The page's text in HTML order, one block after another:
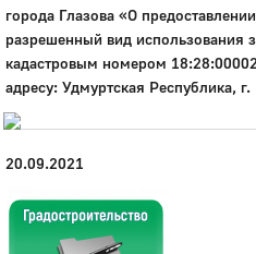
Глазов
Официальный портал
муниципального
образования
Настоящее
Стратегия
Гостям
Жителям
города Глазова «О
разрешенный вид использования
кадастровым номером
адресу: Удмуртская Республика,
20.09.2021